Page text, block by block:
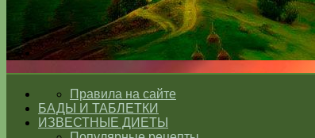
Меню
Switch
ГЛАВНАЯПравила на сайте
БАДЫ И ТАБЛЕТКИ
ИЗВЕСТНЫЕ ДИЕТЫ